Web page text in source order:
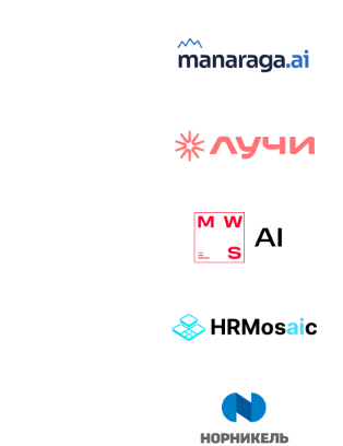
к построению бизнеса и созданию технологий под
Доклады, дискуссия и битва AI-агентов — 25 июня
ТРЕК «AI-NATIVE»
И БИТВА АГЕНТОВ
УЗНАТЬ БОЛЬШЕ